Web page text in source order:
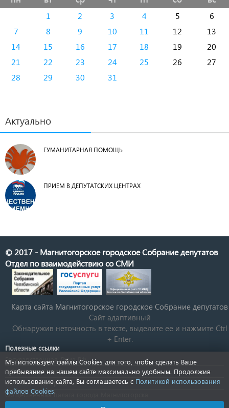
1 2 3 4 5
6
7
8 9 10 11 12
13
14
15 16 17 18 19
20
21
22 23 24 25 26
27
28
29 30 31
Актуально
ГУМАНИТАРНАЯ ПОМОЩЬ
ПРИЕМ В ДЕПУТАТСКИХ ЦЕНТРАХ
© 2017 - Магнитогорское городское Собрание депутатов
Отдел по взаимодействию со СМИ
Карта сайта Магнитогорское городское Cобрание депутатов
Сайт адаптивный
Обнаружив неточность в тексте, выделите ее и нажмите Ctrl
+ Enter.
Полезные ссылки
Государственная Дума РФ
Губернатор Челябинской области
КСП Магнитогорска
Общественная палата города Магнитогорска
Новости Челябинской области
Мы используем файлы Cookies для того, чтобы сделать Ваше
пребывание на нашем сайте максимально удобным. Продолжив
использование сайта, Вы соглашаетесь с Политикой использования
файлов Cookies.